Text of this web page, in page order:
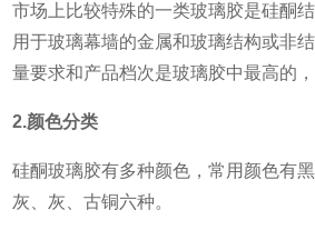
市场上比较特殊的一类玻璃胶是硅酮
用于玻璃幕墙的金属和玻璃结构或非
量要求和产品档次是玻璃胶中最高的
2.颜色分类
硅酮玻璃胶有多种颜色，常用颜色有
灰、灰、古铜六种。